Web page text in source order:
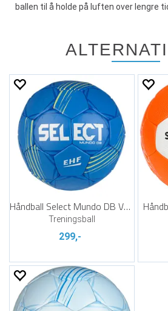
ballen til å holde på luften over lengre
Håndball Select Mundo DB V24
Treningsball
299,-